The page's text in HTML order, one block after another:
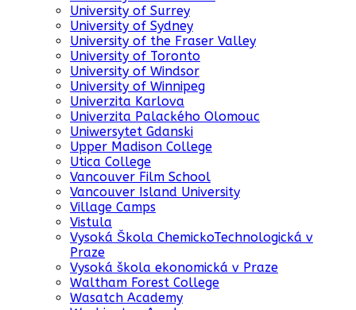
University of Surrey
University of Sydney
University of the Fraser Valley
University of Toronto
University of Windsor
University of Winnipeg
Univerzita Karlova
Univerzita Palackého Olomouc
Uniwersytet Gdanski
Upper Madison College
Utica College
Vancouver Film School
Vancouver Island University
Village Camps
Vistula
Vysoká Škola ChemickoTechnologická v
Praze
Vysoká škola ekonomická v Praze
Waltham Forest College
Wasatch Academy